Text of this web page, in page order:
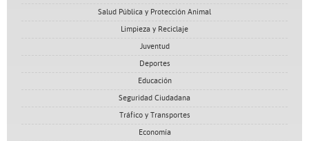
Salud Pública y Protección Animal
Limpieza y Reciclaje
Juventud
Deportes
Educación
Seguridad Ciudadana
Tráfico y Transportes
Economía